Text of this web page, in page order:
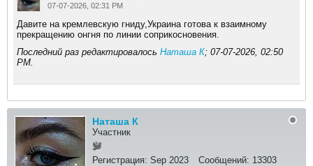
07-07-2026, 02:31 PM
Давите на кремлевскую гниду,Украина готова к взаимному
прекращению онгня по линии соприкосновения.
Последний раз редактировалось Наташа К; 07-07-2026, 02:50
PM.
Наташа К
Участник
Регистрация: Sep 2023 Сообщений: 13303